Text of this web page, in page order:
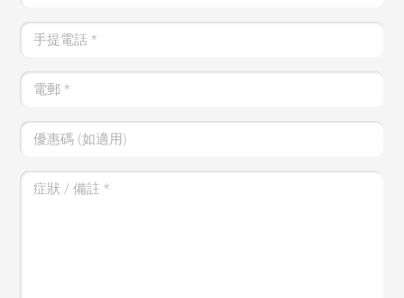
手提電話*
電郵*
優惠碼 (如適用)
症狀 / 備註*